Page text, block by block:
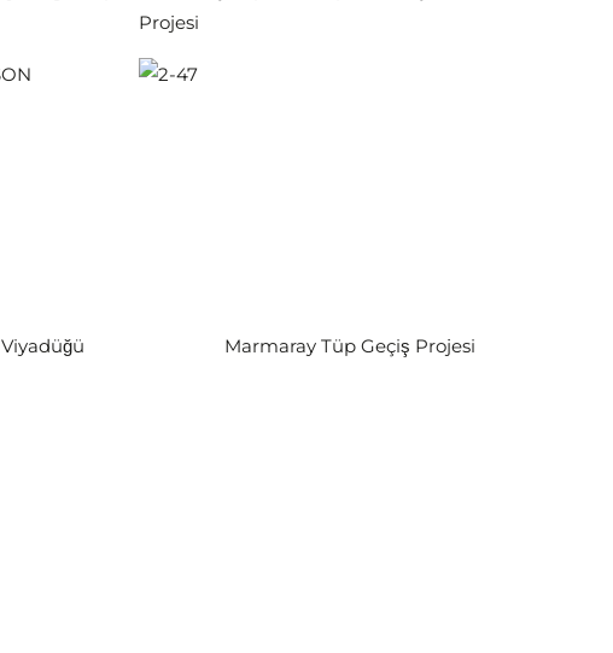
Projesi
Marmaray Tüp Geçiş Projesi